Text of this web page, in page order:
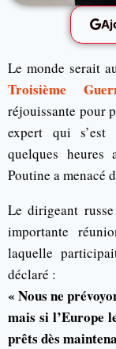
Le monde serait
Troisième
réjouissante pour
expert qui s’est
quelques
Poutine a menacé
Le dirigeant
importante
laquelle
déclaré :
« Nous ne
mais si l’Europe
prêts dès